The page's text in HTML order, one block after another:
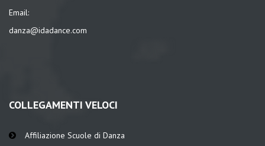
Email:
danza@idadance.com
COLLEGAMENTI VELOCI
Affiliazione Scuole di Danza